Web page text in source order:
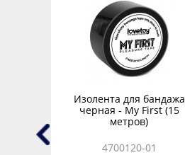
Изолента для бандажа
черная - My First (15
метров)
4700120-01